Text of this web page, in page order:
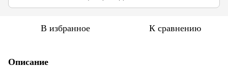
В избранное К сравнению
Описание